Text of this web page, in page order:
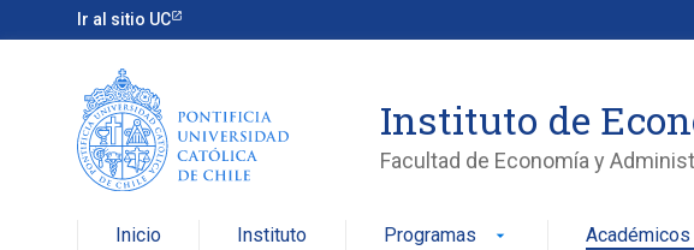
Ir al sitio UC
Instituto de
Facultad de Economía y
Inicio Instituto Programas arrow_drop_down